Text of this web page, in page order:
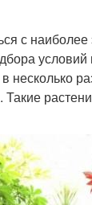
с
несколько